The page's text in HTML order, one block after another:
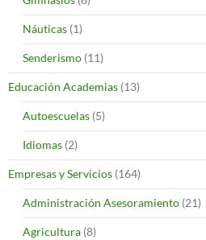
Náuticas (1)
Senderismo (11)
Educación Academias (13)
Autoescuelas (5)
Idiomas (2)
Empresas y Servicios (164)
Administración Asesoramiento (21)
Agricultura (8)